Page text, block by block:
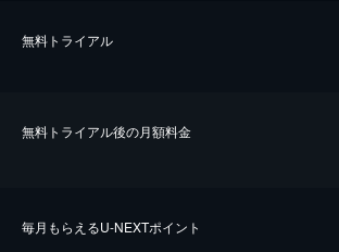
無料トライアル
無料トライアル後の⽉額料金
毎⽉もらえるU-NEXTポイント